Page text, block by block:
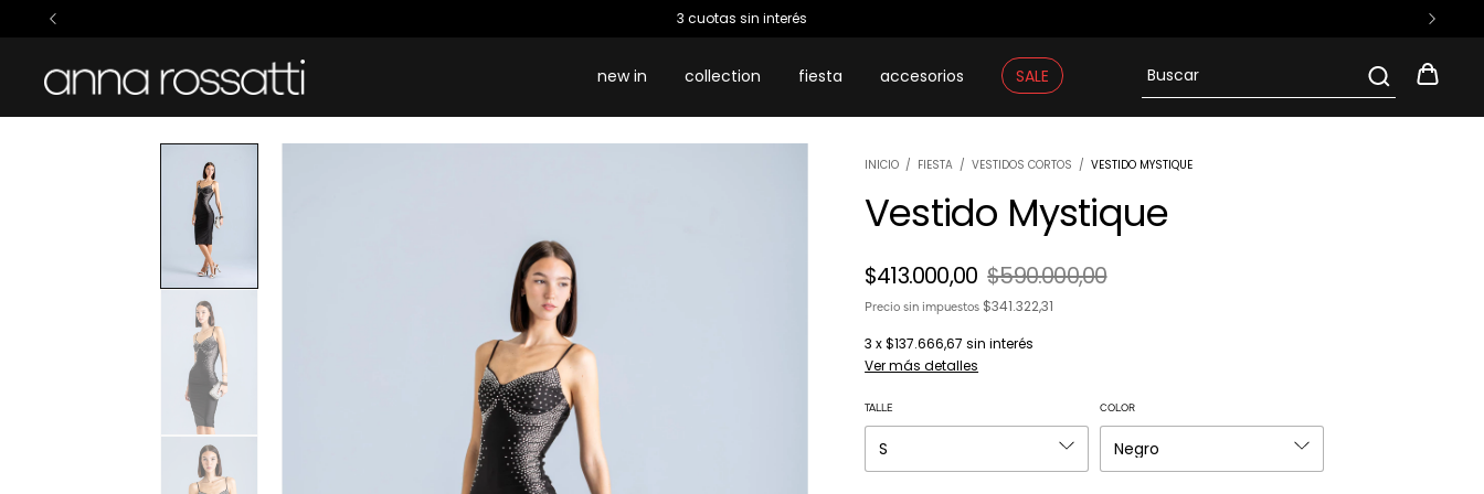
new in collection fiesta accesorios SALE
INICIO / FIESTA / VESTIDOS CORTOS / VESTIDO MYSTIQUE
Vestido Mystique
$413.000,00 $590.000,00
Precio sin impuestos $341.322,31
3 x$137.666,67 sin interés
Ver más detalles
TALLE COLOR